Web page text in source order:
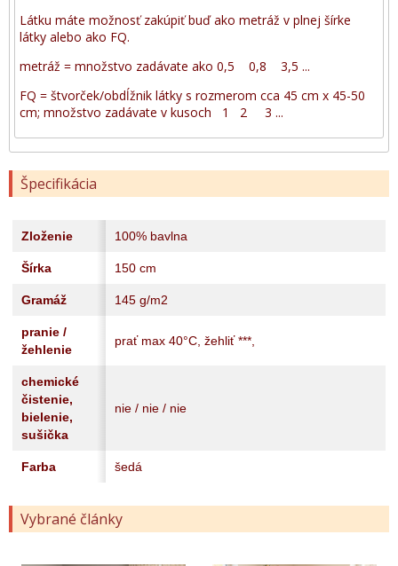
Látku máte možnosť zakúpiť buď ako metráž v plnej šírke
látky alebo ako FQ.
metráž = množstvo zadávate ako 0,5 0,8 3,5 ...
FQ = štvorček/obdĺžnik látky s rozmerom cca 45 cm x 45-50
cm; množstvo zadávate v kusoch 1 2 3 ...
Špecifikácia
Zloženie 100% bavlna
Šírka 150 cm
Gramáž 145 g/m2
pranie /
žehlenie
prať max 40°C, žehliť ***,
chemické
čistenie,
bielenie,
sušička
nie / nie / nie
Farba šedá
Vybrané články